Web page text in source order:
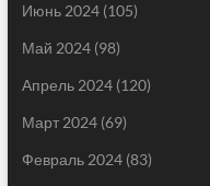
Июнь 2024(105)
Май 2024(98)
Апрель 2024(120)
Март 2024(69)
Февраль 2024(83)